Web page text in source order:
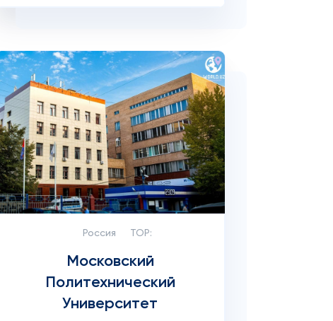
Россия TOP:
Московский
Политехнический
Университет